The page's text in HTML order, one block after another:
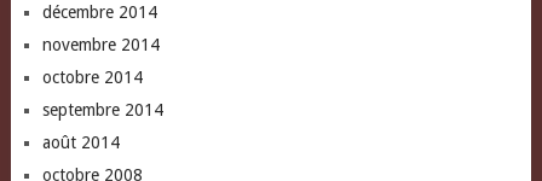
décembre 2014
novembre 2014
octobre 2014
septembre 2014
août 2014
octobre 2008